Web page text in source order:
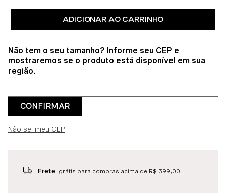
ADICIONAR AO CARRINHO
Não tem o seu tamanho? Informe seu CEP e
mostraremos se o produto está disponível em sua
região.
CONFIRMAR
Não sei meu CEP
Frete grátis para compras acima de R$ 399,00